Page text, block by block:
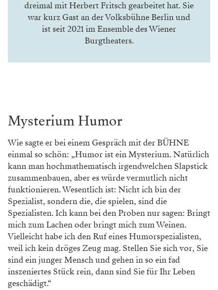
dreimal mit Herbert Fritsch gearbeitet hat. Sie
war kurz Gast an der Volksbühne Berlin und
ist seit 2021 im Ensemble des Wiener
Burgtheaters.
Mysterium Humor
Wie sagte er bei einem Gespräch mit der BÜHNE
einmal so schön: „Humor ist ein Mysterium. Natürlich
kann man hochmathematisch irgendwelchen Slapstick
zusammenbauen, aber es würde vermutlich nicht
funktionieren. Wesentlich ist: Nicht ich bin der
Spezialist, sondern die, die spielen, sind die
Spezialisten. Ich kann bei den Proben nur sagen: Bringt
mich zum Lachen oder bringt mich zum Weinen.
Vielleicht habe ich den Ruf eines Humorspezialisten,
weil ich kein dröges Zeug mag. Stellen Sie sich vor, Sie
sind ein junger Mensch und gehen in so ein fad
inszeniertes Stück rein, dann sind Sie für Ihr Leben
geschädigt.“